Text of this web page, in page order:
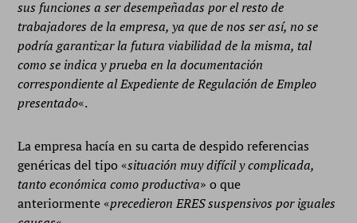
sus funciones a ser desempeñadas por el resto de
trabajadores de la empresa, ya que de nos ser así, no se
podría garantizar la futura viabilidad de la misma, tal
como se indica y prueba en la documentación
correspondiente al Expediente de Regulación de Empleo
presentado«.
La empresa hacía en su carta de despido referencias
genéricas del tipo «situación muy difícil y complicada,
tanto económica como productiva» o que
anteriormente «precedieron ERES suspensivos por iguales